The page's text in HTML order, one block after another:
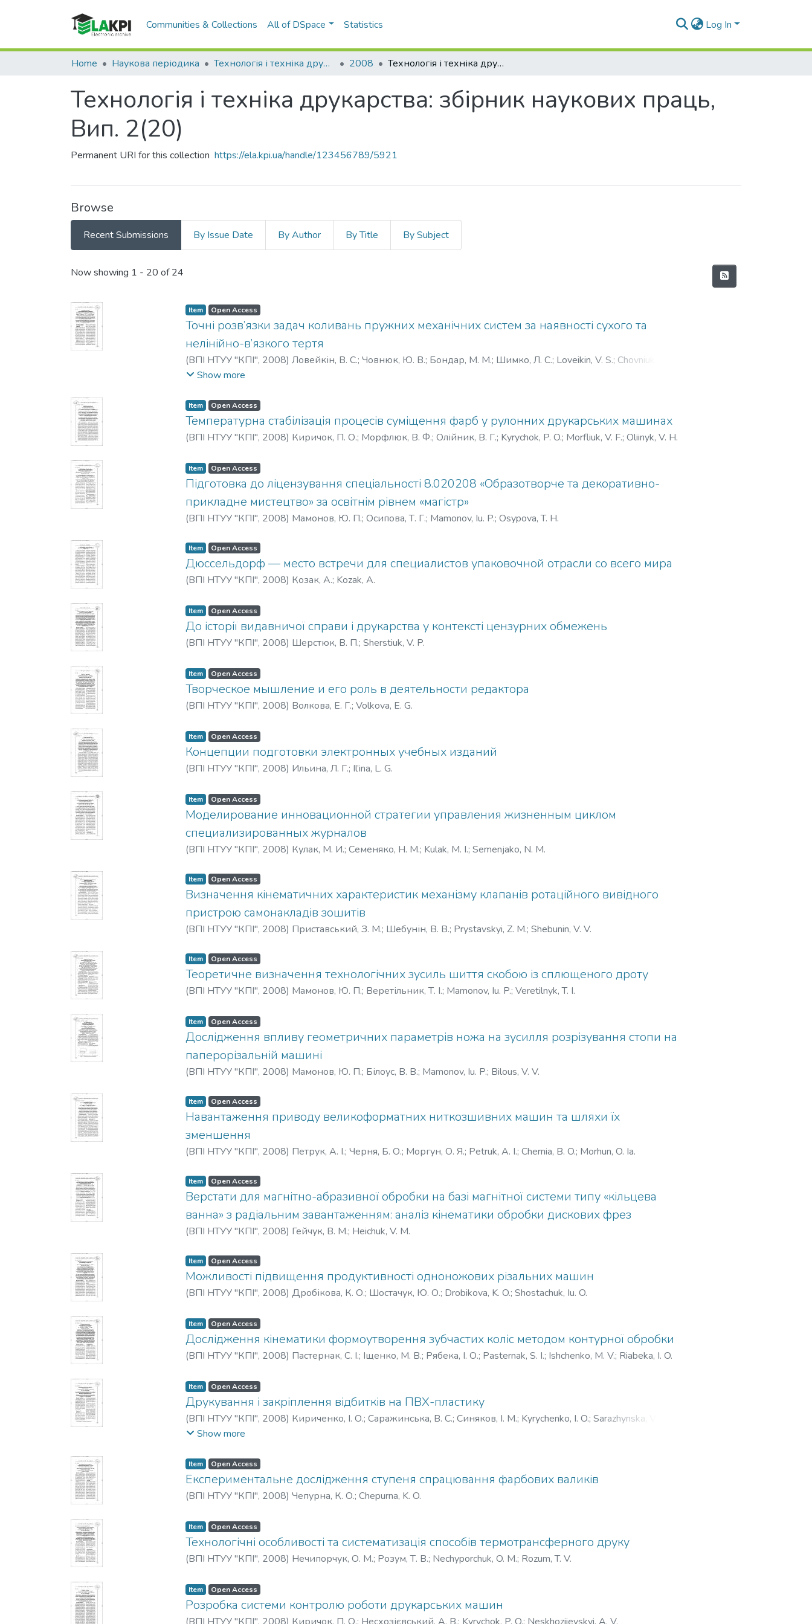
Communities & Collections All of DSpace Statistics Log In
Home Наукова періодика Технологія і техніка друкарства 2008 Технологія і техніка друкарства: збірник наукових праць, Вип. 2(20)
Технологія і техніка друкарства: збірник наукових праць,
Вип. 2(20)
Permanent URI for this collection https://ela.kpi.ua/handle/123456789/5921
Browse
Recent Submissions By Issue Date By Author By Title By Subject
Recent Submissions
Now showing 1 - 20 of 24
Item Open Access
Точні розв’язки задач коливань пружних механічних систем за наявності сухого та
нелінійно-в’язкого тертя
(ВПІ НТУУ "КПІ", 2008) Ловейкін, В. С.; Човнюк, Ю. В.; Бондар, М. М.; Шимко, Л. С.; Loveikin, V. S.; Chovniuk, Iu. V.
Bondar, M. M.;
Show more
Item Open Access
Температурна стабілізація процесів суміщення фарб у рулонних друкарських машинах
(ВПІ НТУУ "КПІ", 2008) Киричок, П. О.; Морфлюк, В. Ф.; Олійник, В. Г.; Kyrychok, P. O.; Morfliuk, V. F.; Oliinyk, V. H.
Item Open Access
Підготовка до ліцензування спеціальності 8.020208 «Образотворче та декоративно-
прикладне мистецтво» за освітнім рівнем «магістр»
(ВПІ НТУУ "КПІ", 2008) Мамонов, Ю. П.; Осипова, Т. Г.; Mamonov, Iu. P.; Osypova, T. H.
Item Open Access
Дюссельдорф — место встречи для специалистов упаковочной отрасли со всего мира
(ВПІ НТУУ "КПІ", 2008) Козак, А.; Kozak, A.
Item Open Access
До історії видавничої справи і друкарства у контексті цензурних обмежень
(ВПІ НТУУ "КПІ", 2008) Шерстюк, В. П.; Sherstiuk, V. P.
Item Open Access
Творческое мышление и его роль в деятельности редактора
(ВПІ НТУУ "КПІ", 2008) Волкова, Е. Г.; Volkova, E. G.
Item Open Access
Концепции подготовки электронных учебных изданий
(ВПІ НТУУ "КПІ", 2008) Ильина, Л. Г.; Il’ina, L. G.
Item Open Access
Моделирование инновационной стратегии управления жизненным циклом
специализированных журналов
(ВПІ НТУУ "КПІ", 2008) Кулак, М. И.; Семеняко, Н. М.; Kulak, M. I.; Semenjako, N. M.
Item Open Access
Визначення кінематичних характеристик механізму клапанів ротаційного вивідного
пристрою самонакладів зошитів
(ВПІ НТУУ "КПІ", 2008) Приставський, З. М.; Шебунін, В. В.; Prystavskyi, Z. M.; Shebunin, V. V.
Item Open Access
Теоретичне визначення технологічних зусиль шиття скобою із сплющеного дроту
(ВПІ НТУУ "КПІ", 2008) Мамонов, Ю. П.; Веретільник, Т. І.; Mamonov, Iu. P.; Veretilnyk, T. I.
Item Open Access
Дослідження впливу геометричних параметрів ножа на зусилля розрізування стопи на
паперорізальній машині
(ВПІ НТУУ "КПІ", 2008) Мамонов, Ю. П.; Білоус, В. В.; Mamonov, Iu. P.; Bilous, V. V.
Item Open Access
Навантаження приводу великоформатних ниткозшивних машин та шляхи їх
зменшення
(ВПІ НТУУ "КПІ", 2008) Петрук, А. І.; Черня, Б. О.; Моргун, О. Я.; Petruk, A. I.; Chernia, B. O.; Morhun, O. Ia.
Item Open Access
Верстати для магнітно-абразивної обробки на базі магнітної системи типу «кільцева
ванна» з радіальним завантаженням: аналіз кінематики обробки дискових фрез
(ВПІ НТУУ "КПІ", 2008) Гейчук, В. М.; Heichuk, V. M.
Item Open Access
Можливості підвищення продуктивності одноножових різальних машин
(ВПІ НТУУ "КПІ", 2008) Дробікова, К. О.; Шостачук, Ю. О.; Drobikova, K. O.; Shostachuk, Iu. O.
Item Open Access
Дослідження кінематики формоутворення зубчастих коліс методом контурної обробки
(ВПІ НТУУ "КПІ", 2008) Пастернак, С. І.; Іщенко, М. В.; Рябека, І. О.; Pasternak, S. I.; Ishchenko, M. V.; Riabeka, I. O.
Item Open Access
Друкування і закріплення відбитків на ПВХ-пластику
(ВПІ НТУУ "КПІ", 2008) Кириченко, І. О.; Саражинська, В. С.; Синяков, І. М.; Kyrychenko, I. O.; Sarazhynska, V. S.
Syniakov, I. M.
Show more
Item Open Access
Експериментальне дослідження ступеня спрацювання фарбових валиків
(ВПІ НТУУ "КПІ", 2008) Чепурна, К. О.; Chepurna, K. O.
Item Open Access
Технологічні особливості та систематизація способів термотрансферного друку
(ВПІ НТУУ "КПІ", 2008) Нечипорчук, О. М.; Розум, Т. В.; Nechyporchuk, O. M.; Rozum, T. V.
Item Open Access
Розробка системи контролю роботи друкарських машин